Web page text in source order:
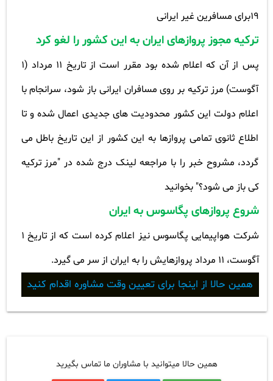
19برای مسافرین غیر ایرانی
ترکیه مجوز پروازهای ایران به این کشور را لغو کرد
پس از آن که اعلام شده بود مقرر است از تاریخ 11 مرداد (1
آگوست) مرز ترکیه بر روی مسافران ایرانی باز شود، سرانجام با
اعلام دولت این کشور محدودیت های جدیدی اعمال شده و تا
اطلاع ثانوی تمامی پروازها به این کشور از این تاریخ باطل می
گردد، مشروح خبر را با مراجعه لینک درج شده در "مرز ترکیه
کی باز می شود؟" بخوانید
شروع پروازهای پگاسوس به ایران
شرکت هواپیمایی پگاسوس نیز اعلام کرده است که از تاریخ 1
آگوست، 11 مرداد پروازهایش را به ایران از سر می گیرد
.
همین حالا از اینجا برای تعیین وقت مشاوره اقدام کنید
همین حالا میتوانید با مشاوران ما تماس بگیرید